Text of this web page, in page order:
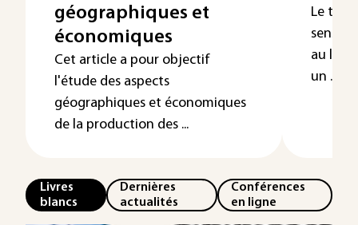
géographiques et
économiques
Cet article a pour objectif
l'étude des aspects
géographiques et économiques
de la production des ...
Le
sens
au lieu
un ...
Livres
blancs
Dernières
actualités
Conférences
en ligne